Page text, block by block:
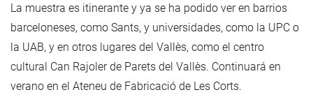
La muestra es itinerante y ya se ha podido ver en barrios
barceloneses, como Sants, y universidades, como la UPC o
la UAB, y en otros lugares del Vallès, como el centro
cultural Can Rajoler de Parets del Vallès. Continuará en
verano en el Ateneu de Fabricació de Les Corts.